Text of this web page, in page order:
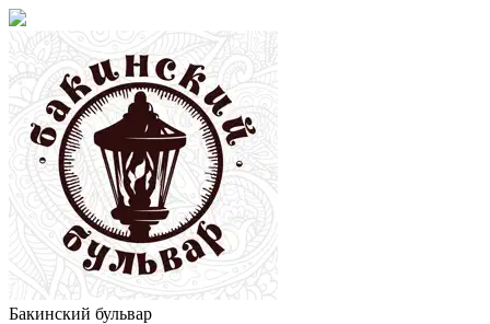
Бакинский бульвар